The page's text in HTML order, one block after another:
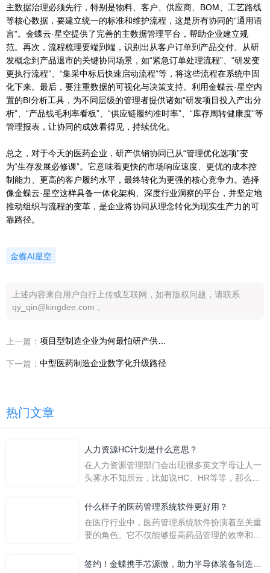
主数据治理必须先行，特别是物料、客户、供应商、BOM、工艺路线
等核心数据，要建立统一的标准和维护流程，这是所有协同的“通用语
言”。金蝶云·星空提供了完善的主数据管理平台，帮助企业建立规
范。再次，流程梳理要端到端，识别出从客户订单到产品交付、从研
发概念到产品退市的关键协同场景，如“紧急订单处理流程”、“研发变
更执行流程”、“集采中标后快速启动流程”等，将这些流程在系统中固
化下来。最后，要注重数据的可视化与决策支持。利用金蝶云·星空内
置的BI分析工具，为不同层级的管理者提供诸如“研发项目投入产出分
析”、“产品线毛利率看板”、“供应链履约准时率”、“库存周转健康度”等
管理报表，让协同的成效看得见，持续优化。
总之，对于今天的医药企业，研产供销协同已从“管理优化选项”变
为“生存发展必修课”。它意味着更快的市场响应速度、更优的成本控
制能力、更高的客户履约水平，最终转化为更强的核心竞争力。选择
像金蝶云·星空这样具备一体化架构、深度行业洞察的平台，并坚定地
推动组织与流程的变革，是企业将协同从理念转化为现实生产力的可
靠路径。
金蝶AI星空
上述内容来自用户自行上传或互联网，如有版权问题，请联系
qy_qin@kingdee.com 。
上一篇： 项目型制造企业为何最怕研产供销失控
下一篇： 中型医药制造企业数字化升级路径
热门文章
人力资源HC计划是什么意思？
在人力资源管理部门会出现很多英文字母让人一
头雾水不知所云，比如说HC、HR等等，那么它
么呢？
什么样子的医药管理系统软件更好用？
在医疗行业中，医药管理系统软件扮演着至关重
要的角色。它不仅能够提高药品管理的效率和准
一个好用的医药管理系统软件应具备以下特点。
签约！金蝶携手芯源微，助力半导体装备制造领